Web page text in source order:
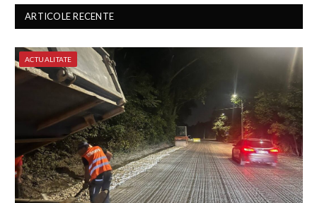
ARTICOLE RECENTE
ACTUALITATE